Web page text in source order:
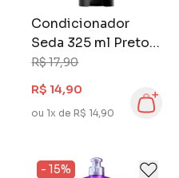
Condicionador
Seda 325 ml Pretos
Luminosos
R$ 17,90
R$ 14,90
ou 1x de R$ 14,90
- 15%